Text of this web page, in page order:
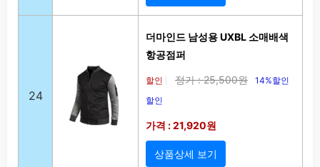
24
더마인드 남성용 UXBL 소매배색
항공점퍼
할인 정가 : 25,500원
14%할인
할인
가격 : 21,920원
상품상세 보기